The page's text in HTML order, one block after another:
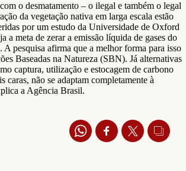
o desmatamento – o ilegal e também o legal
da vegetação nativa em larga escala estão
por um estudo da Universidade de Oxford
a meta de zerar a emissão líquida de gases do
A pesquisa afirma que a melhor forma para isso
Baseadas na Natureza (SBN). Já alternativas
captura, utilização e estocagem de carbono
caras, não se adaptam completamente à
a Agência Brasil.